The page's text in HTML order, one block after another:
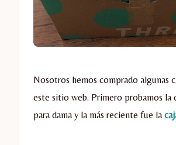
Nosotros hemos comprado algunas
este sitio web. Primero probamos la
para dama y la más reciente fue la